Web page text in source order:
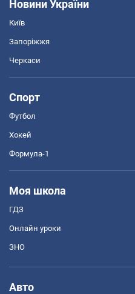
Новини України
Київ
Запоріжжя
Черкаси
Спорт
Футбол
Хокей
Формула-1
Моя школа
ГДЗ
Онлайн уроки
ЗНО
Авто